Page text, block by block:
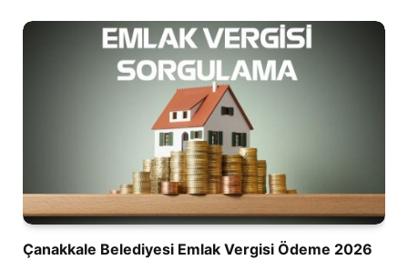
Çanakkale Belediyesi Emlak Vergisi Ödeme 2026